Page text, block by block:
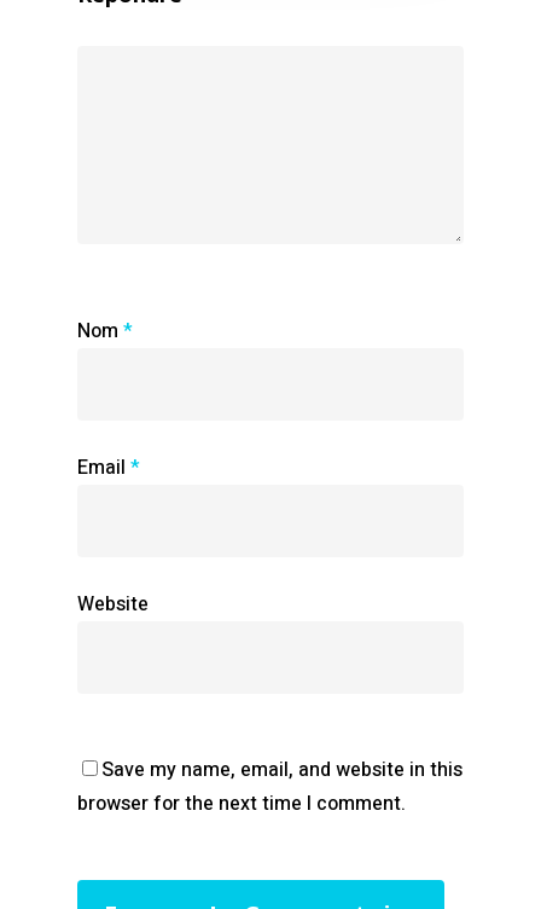
Nom *
Email *
Website
Save my name, email, and website in this
browser for the next time I comment.